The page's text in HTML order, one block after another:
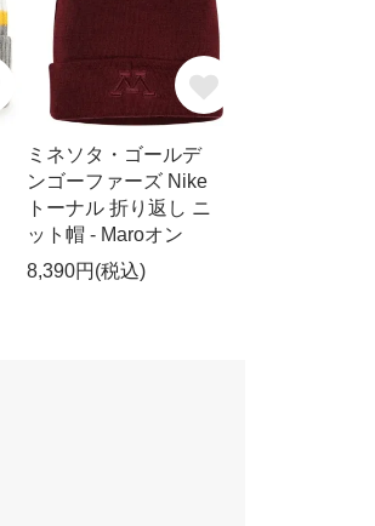
ミネソタ・ゴールデ
ンゴーファーズ Nike
トーナル 折り返し ニ
ット帽 - Maroオン
8,390円(税込)